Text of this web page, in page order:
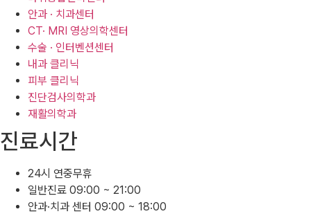
안과 · 치과센터
CT· MRI 영상의학센터
수술 · 인터벤션센터
내과 클리닉
피부 클리닉
진단검사의학과
재활의학과
진료시간
24시 연중무휴
일반진료 09:00 ~ 21:00
안과·치과 센터 09:00 ~ 18:00